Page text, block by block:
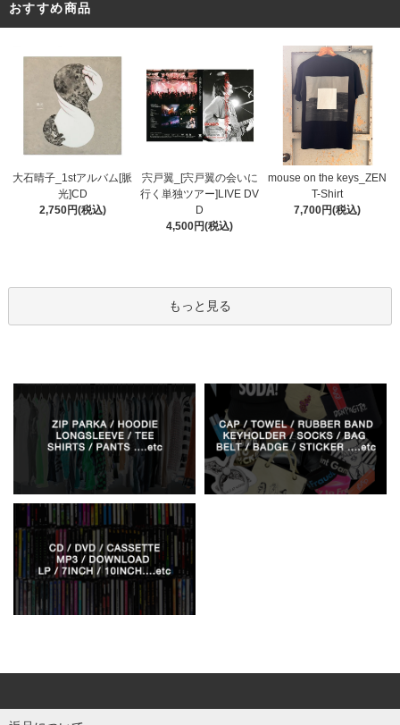
おすすめ商品
大石晴子_1stアルバム[脈
光]CD
2,750円(税込)
宍戸翼_[宍戸翼の会いに
行く単独ツアー]LIVE DV
D
4,500円(税込)
mouse on the keys_ZEN
T-Shirt
7,700円(税込)
もっと見る